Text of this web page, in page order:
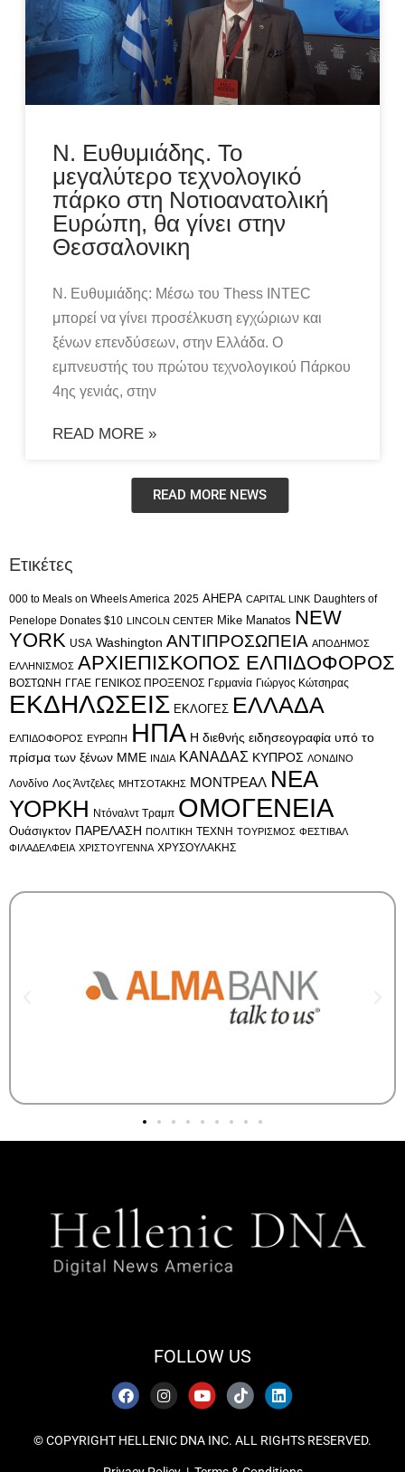
Ν. Ευθυμιάδης. Το
μεγαλύτερο τεχνολογικό
πάρκο στη Νοτιοανατολική
Ευρώπη, θα γίνει στην
Θεσσαλονικη
Ν. Ευθυμιάδης: Mέσω του Thess INTEC
μπορεί να γίνει προσέλκυση εγχώριων και
ξένων επενδύσεων, στην Ελλάδα. Ο
εμπνευστής του πρώτου τεχνολογικού Πάρκου
4ης γενιάς, στην
READ MORE »
READ MORE NEWS
Ετικέτες
000 to Meals on Wheels America 2025 AHEPA CAPITAL LINK Daughters of
Penelope Donates $10 LINCOLN CENTER Mike Manatos NEW
YORK USA Washington ΑΝΤΙΠΡΟΣΩΠΕΙΑ ΑΠΟΔΗΜΟΣ
ΕΛΛΗΝΙΣΜΟΣ ΑΡΧΙΕΠΙΣΚΟΠΟΣ ΕΛΠΙΔΟΦΟΡΟΣ
ΒΟΣΤΩΝΗ ΓΓΑΕ ΓΕΝΙΚΟΣ ΠΡΟΞΕΝΟΣ Γερμανία Γιώργος Κώτσηρας
ΕΚΔΗΛΩΣΕΙΣ ΕΚΛΟΓΕΣ ΕΛΛΑΔΑ
ΕΛΠΙΔΟΦΟΡΟΣ ΕΥΡΩΠΗ ΗΠΑ Η διεθνής ειδησεογραφία υπό το
πρίσμα των ξένων ΜΜΕ ΙΝΔΙΑ ΚΑΝΑΔΑΣ ΚΥΠΡΟΣ ΛΟΝΔΙΝΟ
Λονδίνο Λος Άντζελες ΜΗΤΣΟΤΑΚΗΣ ΜΟΝΤΡΕΑΛ ΝΕΑ
ΥΟΡΚΗ Ντόναλντ Τραμπ ΟΜΟΓΕΝΕΙΑ
Ουάσιγκτον ΠΑΡΕΛΑΣΗ ΠΟΛΙΤΙΚΗ ΤΕΧΝΗ ΤΟΥΡΙΣΜΟΣ ΦΕΣΤΙΒΑΛ
ΦΙΛΑΔΕΛΦΕΙΑ ΧΡΙΣΤΟΥΓΕΝΝΑ ΧΡΥΣΟΥΛΑΚΗΣ
FOLLOW US
© COPYRIGHT HELLENIC DNA INC. ALL RIGHTS RESERVED.